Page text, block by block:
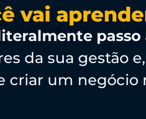
vai
passo
da sua gestão
criar um